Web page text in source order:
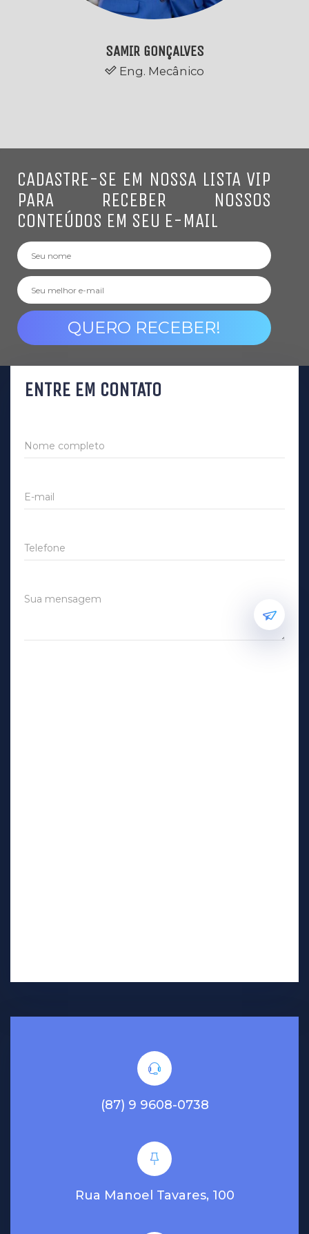
SAMIR GONÇALVES
Eng. Mecânico
CADASTRE-SE EM NOSSA LISTA VIP
PARA RECEBER NOSSOS
CONTEÚDOS EM SEU E-MAIL
QUERO RECEBER!
ENTRE EM CONTATO
(87) 9 9608-0738
Rua Manoel Tavares, 100